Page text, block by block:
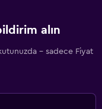
alın
- sadece Fiyat